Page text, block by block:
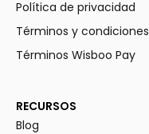
Política de privacidad
Términos y condiciones
Términos Wisboo Pay
RECURSOS
Blog